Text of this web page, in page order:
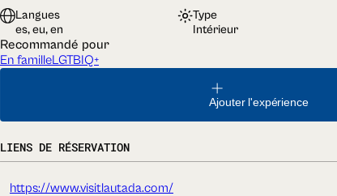
Langues
es, eu, en
Type
Intérieur
Recommandé pour
En familleLGTBIQ+
Ajouter l'expérience
LIENS DE RÉSERVATION
https://www.visitlautada.com/